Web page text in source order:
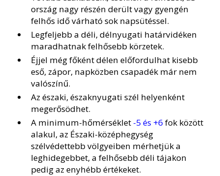
ország nagy részén derült vagy gyengén
felhős idő várható sok napsütéssel.
Legfeljebb a déli, délnyugati határvidéken
maradhatnak felhősebb körzetek.
Éjjel még főként délen előfordulhat kisebb
eső, zápor, napközben csapadék már nem
valószínű.
Az északi, északnyugati szél helyenként
megerősödhet.
A minimum-hőmérséklet -5 és +6 fok között
alakul, az Északi-középhegység
szélvédettebb völgyeiben mérhetjük a
leghidegebbet, a felhősebb déli tájakon
pedig az enyhébb értékeket.